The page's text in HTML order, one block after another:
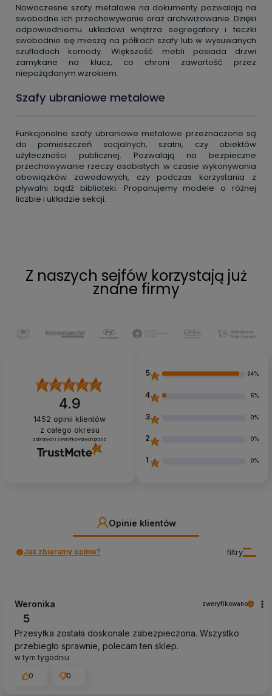
Nowoczesne szafy metalowe na dokumenty pozwalają na
swobodne ich przechowywanie oraz archiwizowanie. Dzięki
odpowiedniemu układowi wnętrza segregatory i teczki
swobodnie się mieszą na półkach szafy lub w wysuwanych
szufladach komody. Większość mebli posiada drzwi
zamykane na klucz, co chroni zawartość przez
niepożądanym wzrokiem.
Szafy ubraniowe metalowe
Funkcjonalne szafy ubraniowe metalowe przeznaczone są
do pomieszczeń socjalnych, szatni, czy obiektów
użyteczności publicznej. Pozwalają na bezpieczne
przechowywanie rzeczy osobistych w czasie wykonywania
obowiązków zawodowych, czy podczas korzystania z
pływalni bądź biblioteki. Proponujemy modele o różnej
liczbie i układzie sekcji.
Z naszych sejfów korzystają już
znane firmy
4.9
1452 opinii klientów
z całego okresu
zebranych i zweryfikowanych przez
5 94%
4 5%
3 0%
2 0%
1 0%
Opinie klientów
filtry
Jak zbieramy opinie?
Weronika zweryfikowano
5
Przesyłka została doskonale zabezpieczona. Wszystko
przebiegło sprawnie, polecam ten sklep.
w tym tygodniu
0
0